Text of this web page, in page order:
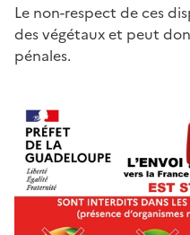
Le non-respect de ces
des végétaux et peut
pénales.